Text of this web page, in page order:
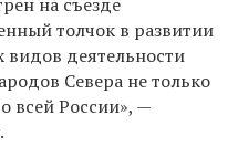
толчок в развитии
деятельности
Севера не только
всей России», —